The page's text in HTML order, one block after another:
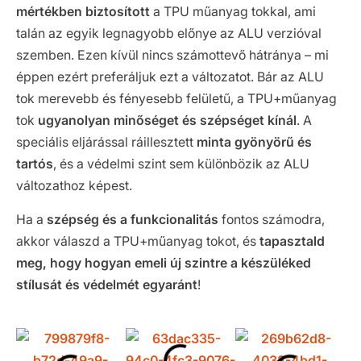
mértékben biztosított a TPU műanyag tokkal, ami
talán az egyik legnagyobb előnye az ALU verzióval
szemben. Ezen kívül nincs számottevő hátránya – mi
éppen ezért preferáljuk ezt a változatot. Bár az ALU
tok merevebb és fényesebb felületű, a TPU+műanyag
tok ugyanolyan minőséget és szépséget kínál. A
speciális eljárással ráillesztett minta gyönyörű és
tartós, és a védelmi szint sem különbözik az ALU
változathoz képest.
Ha a szépség és a funkcionalitás fontos számodra,
akkor válaszd a TPU+műanyag tokot, és tapasztald
meg, hogy hogyan emeli új szintre a készüléked
stílusát és védelmét egyaránt!